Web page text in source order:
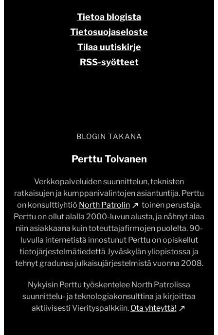
BLOGIN TAKANA
Perttu Tolvanen
Verkkopalveluiden suunnittelun, teknisten
ratkaisujen ja kumppanivalintojen asiantuntija. Perttu
on konsulttiyhtiö North Patrolin
toinen perustaja.
Perttu on ollut alalla 2000-luvun alusta, ja nähnyt alaa
niin asiakkaana kuin toteuttajafirmojen puolelta. 90-
luvulla internetistä innostunut Perttu on opiskellut
tietojärjestelmätiedettä Jyväskylän yliopistossa ja
tehnyt gradunsa julkaisujärjestelmistä vuonna 2008.
Nykyisin Perttu työskentelee North Patrolissa
suunnittelu- ja teknologiakonsulttina ja kirjoittaa
aktiivisesti Vierityspalkkiin. Ota yhteyttä!
Tietoa blogista
Tietosuojaseloste
Tilaa uutiskirje
RSS-syötteet